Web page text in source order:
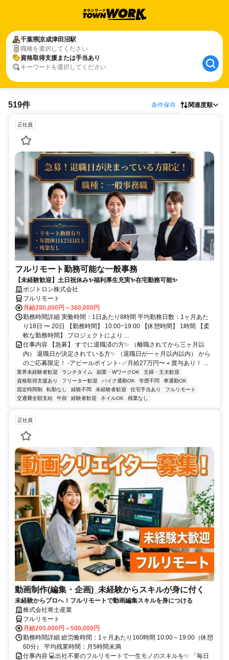
千葉県京成津田沼駅
職種を選択してください
資格取得支援または手当あり
キーワードを選択してください
519件 条件保存 関連度順
正社員
フルリモート勤務可能な一般事務
【未経験歓迎】土日祝休み✨福利厚生充実✨在宅勤務可能✨
ポジトロン株式会社
フルリモート
月給280,000円～360,000円
勤務時間詳細 実働時間：1日あたり8時間 平均勤務日数：1ヶ月あた
り18日 〜 20日 【勤務時間】 10:00~19:00 【休憩時間】 1時間 【柔
軟な勤務時間】 プロジェクトにより ...
仕事内容 【急募】 すでに退職済の方✨ （離職されてから三ヶ月以
内） 退職日が決定されている方✨ （退職日が一ヶ月以内以内） から
のご応募限定！ -アピールポイント- ✅月給27万円〜＋賞与あり！ ...
業界未経験者歓迎 ランチタイム 副業・WワークOK
主婦・主夫歓迎
資格取得支援あり
フリーター歓迎 バイク通勤OK 学歴不問
車通勤OK
固定時間制
転勤なし 経験不問 未経験者歓迎 住宅手当あり
フルリモート
交通費全額支給
午前 経験者歓迎 ネイルOK 残業なし
正社員
動画制作(編集・企画)_未経験からスキルが身に付く
未経験からプロへ！フルリモートで動画編集スキルを身につける
株式会社将士産業
フルリモート
月給200,000円～500,000円
勤務時間詳細 総労働時間：1ヶ月あたり160時間 10:00～19:00（休憩
60分） 平均残業時間：月5時間未満
仕事内容 💻出社不要のフルリモートで一生モノのスキルを✨ 「毎日